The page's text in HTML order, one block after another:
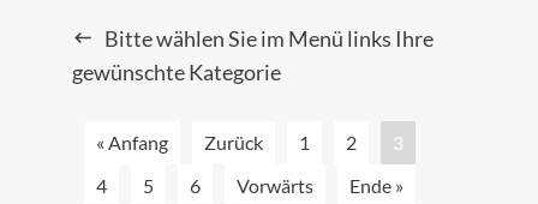
Bitte wählen Sie im Menü links Ihre
gewünschte Kategorie
« Anfang Zurück 1 2
3
4
5 6 Vorwärts
Ende »